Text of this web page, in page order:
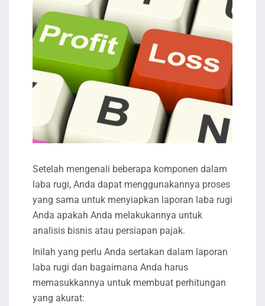
Setelah mengenali beberapa komponen dalam
laba rugi, Anda dapat menggunakannya proses
yang sama untuk menyiapkan laporan laba rugi
Anda apakah Anda melakukannya untuk
analisis bisnis atau persiapan pajak.
Inilah yang perlu Anda sertakan dalam laporan
laba rugi dan bagaimana Anda harus
memasukkannya untuk membuat perhitungan
yang akurat: